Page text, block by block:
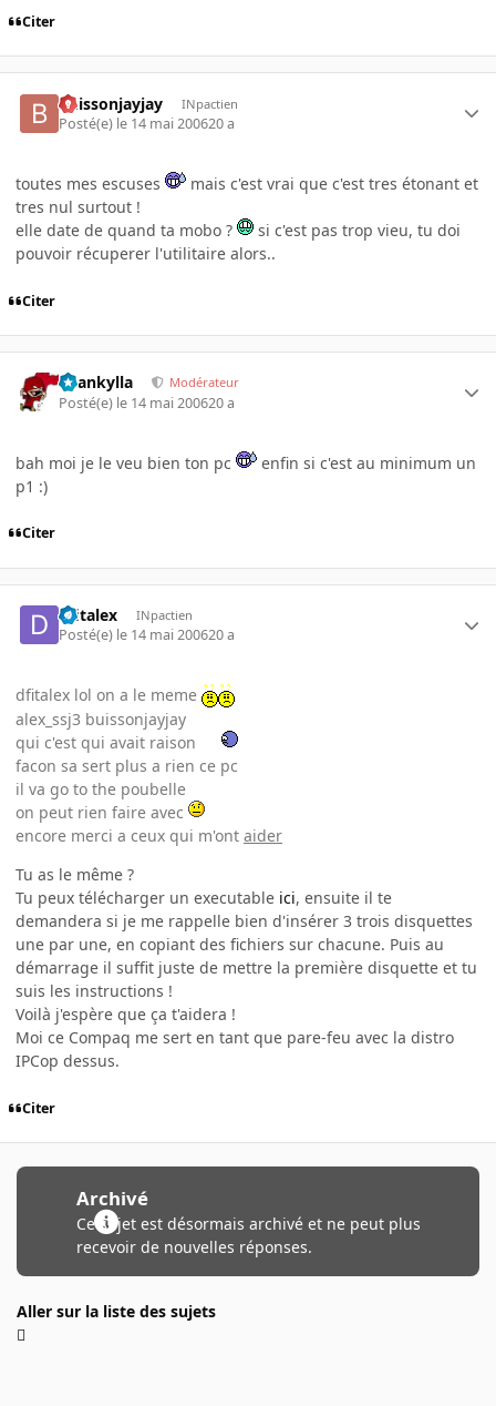
Citer
buissonjayjay INpactien
Posté(e) le 14 mai 200620 a
toutes mes escuses
mais c'est vrai que c'est tres étonant et
tres nul surtout !
elle date de quand ta mobo ?
si c'est pas trop vieu, tu doi
pouvoir récuperer l'utilitaire alors..
Citer
beankylla Modérateur
Posté(e) le 14 mai 200620 a
bah moi je le veu bien ton pc
enfin si c'est au minimum un
p1 :)
Citer
dfitalex INpactien
Posté(e) le 14 mai 200620 a
dfitalex lol on a le meme
alex_ssj3 buissonjayjay
qui c'est qui avait raison
facon sa sert plus a rien ce pc
il va go to the poubelle
on peut rien faire avec
encore merci a ceux qui m'ont aider
Tu as le même ?
Tu peux télécharger un executable ici, ensuite il te
demandera si je me rappelle bien d'insérer 3 trois disquettes
une par une, en copiant des fichiers sur chacune. Puis au
démarrage il suffit juste de mettre la première disquette et tu
suis les instructions !
Voilà j'espère que ça t'aidera !
Moi ce Compaq me sert en tant que pare-feu avec la distro
IPCop dessus.
Citer
Archivé
Ce sujet est désormais archivé et ne peut plus
recevoir de nouvelles réponses.
Aller sur la liste des sujets